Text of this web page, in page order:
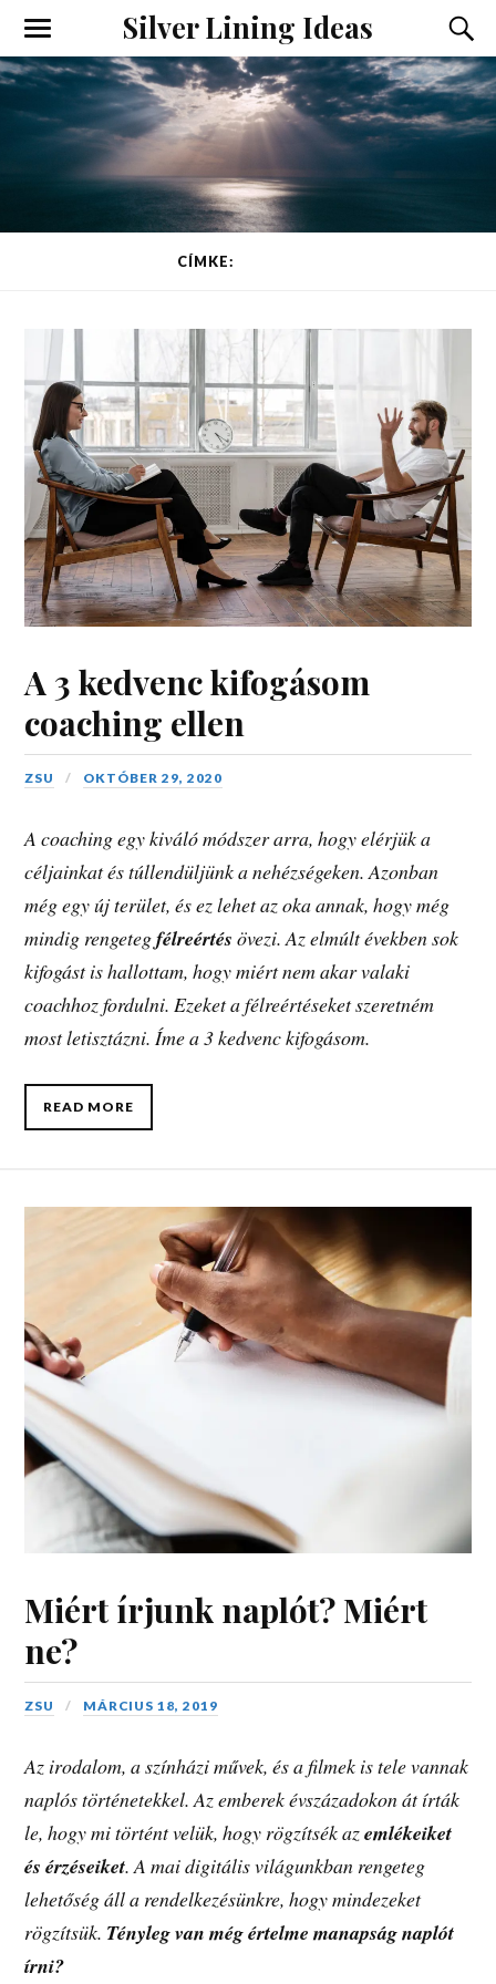
Silver Lining Ideas
Toggle
the
mobile
menu
the
field
CÍMKE:
A 3 kedvenc kifogásom
coaching ellen
ZSU OKTÓBER 29, 2020
A coaching egy kiváló módszer arra, hogy elérjük a
céljainkat és túllendüljünk a nehézségeken. Azonban
még egy új terület, és ez lehet az oka annak, hogy még
mindig rengetegfélreértés övezi. Az elmúlt években sok
kifogást is hallottam, hogy miért nem akar valaki
coachhoz fordulni. Ezeket a félreértéseket szeretném
most letisztázni. Íme a 3 kedvenc kifogásom.
READ MORE
Miért írjunk naplót? Miért
ne?
ZSU MÁRCIUS 18, 2019
Az irodalom, a színházi művek, és a filmek is tele vannak
naplós történetekkel. Az emberek évszázadokon át írták
le, hogy mi történt velük, hogy rögzítsék azemlékeiket
és érzéseiket. A mai digitális világunkban rengeteg
lehetőség áll a rendelkezésünkre, hogy mindezeket
rögzítsük. Tényleg van még értelme manapság naplót
írni?